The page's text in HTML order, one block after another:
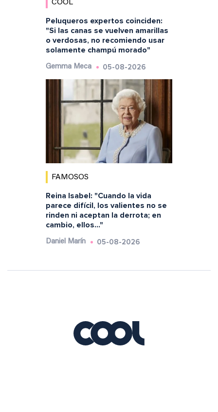
COOL
Peluqueros expertos coinciden:
"Si las canas se vuelven amarillas
o verdosas, no recomiendo usar
solamente champú morado"
Gemma Meca 05-08-2026
FAMOSOS
Reina Isabel: "Cuando la vida
parece difícil, los valientes no se
rinden ni aceptan la derrota; en
cambio, ellos..."
Daniel Marín 05-08-2026